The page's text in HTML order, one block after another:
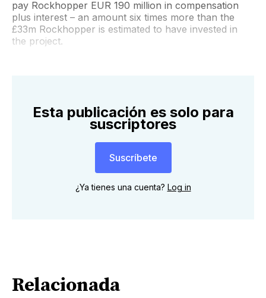
pay Rockhopper EUR 190 million in compensation
plus interest – an amount six times more than the
£33m Rockhopper is estimated to have invested in
the project.
Esta publicación es solo para
suscriptores
Suscríbete
¿Ya tienes una cuenta? Log in
Relacionada